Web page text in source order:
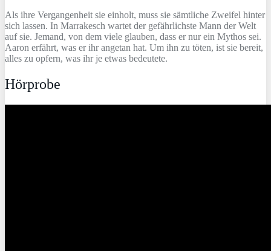
Als ihre Vergangenheit sie einholt, muss sie sämtliche Zweifel hinter
sich lassen. In Marrakesch wartet der gefährlichste Mann der Welt
auf sie. Jemand, von dem viele glauben, dass er nur ein Mythos sei.
Aaron erfährt, was er ihr angetan hat. Um ihn zu töten, ist sie bereit,
alles zu opfern, was ihr je etwas bedeutete.
Hörprobe